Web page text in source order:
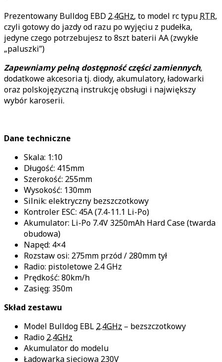
Prezentowany Bulldog EBD 2.4GHz, to model rc typu RTR,
czyli gotowy do jazdy od razu po wyjęciu z pudełka,
jedyne czego potrzebujesz to 8szt baterii AA (zwykłe
„paluszki”)
Zapewniamy pełną dostępność części zamiennych,
dodatkowe akcesoria tj. diody, akumulatory, ładowarki
oraz polskojęzyczną instrukcję obsługi i największy
wybór karoserii.
Dane techniczne
Skala: 1:10
Długość: 415mm
Szerokość: 255mm
Wysokość: 130mm
Silnik: elektryczny bezszczotkowy
Kontroler ESC: 45A (7.4-11.1 Li-Po)
Akumulator: Li-Po 7.4V 3250mAh Hard Case (twarda
obudowa)
Napęd: 4×4
Rozstaw osi: 275mm przód / 280mm tył
Radio: pistoletowe 2.4 GHz
Prędkość: 80km/h
Zasięg: 350m
Skład zestawu
Model Bulldog EBL 2.4GHz – bezszczotkowy
Radio 2.4GHz
Akumulator do modelu
Ładowarka sieciowa 230V